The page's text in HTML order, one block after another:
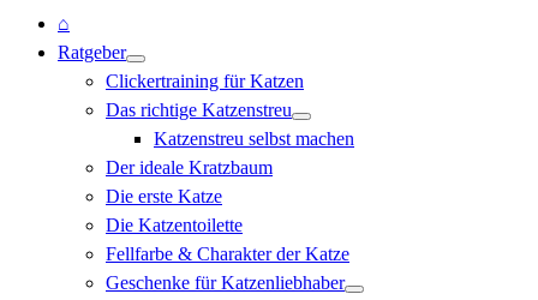
⌂
Ratgeber
Clickertraining für Katzen
Das richtige Katzenstreu
Katzenstreu selbst machen
Der ideale Kratzbaum
Die erste Katze
Die Katzentoilette
Fellfarbe & Charakter der Katze
Geschenke für Katzenliebhaber